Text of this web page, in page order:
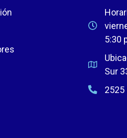
5:30
Sur
2525